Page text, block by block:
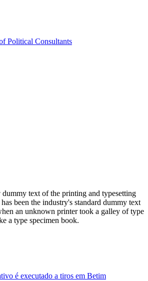
Political Consultants
text of the printing and typesetting
been the industry's standard dummy text
an unknown printer took a galley of type
a type specimen book.